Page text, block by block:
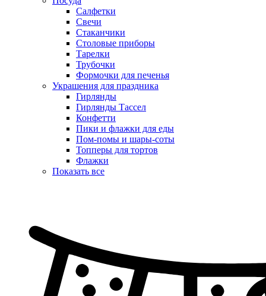
Салфетки
Свечи
Стаканчики
Столовые приборы
Тарелки
Трубочки
Формочки для печенья
Украшения для праздника
Гирлянды
Гирлянды Тассел
Конфетти
Пики и флажки для еды
Пом-помы и шары-соты
Топперы для тортов
Флажки
Показать все